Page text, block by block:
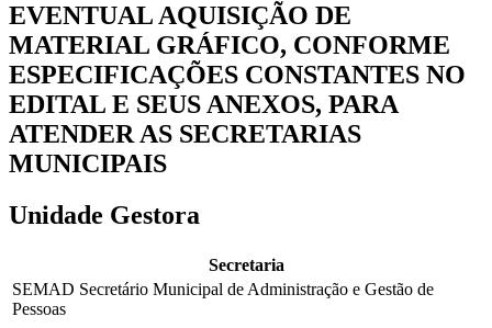
EVENTUAL AQUISIÇÃO DE
MATERIAL GRÁFICO, CONFORME
ESPECIFICAÇÕES CONSTANTES NO
EDITAL E SEUS ANEXOS, PARA
ATENDER AS SECRETARIAS
MUNICIPAIS
Unidade Gestora
Secretaria
SEMAD Secretário Municipal de Administração e Gestão de
Pessoas